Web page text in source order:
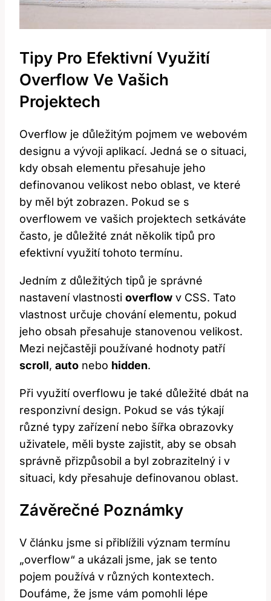
Tipy Pro Efektivní Využití
Overflow Ve Vašich
Projektech
Overflow je důležitým pojmem ve webovém
designu a vývoji aplikací. Jedná se o situaci,
kdy obsah elementu přesahuje jeho
definovanou velikost nebo oblast, ve které
by měl být zobrazen. Pokud se s
overflowem ve vašich projektech setkáváte
často, je důležité znát několik tipů pro
efektivní využití tohoto termínu.
Jedním z důležitých tipů je správné
nastavení vlastnosti overflow v CSS. Tato
vlastnost určuje chování elementu, pokud
jeho obsah přesahuje stanovenou velikost.
Mezi nejčastěji používané hodnoty patří
scroll, auto nebo hidden.
Při využití overflowu je také důležité dbát na
responzivní design. Pokud se vás týkají
různé typy zařízení nebo šířka obrazovky
uživatele, měli byste zajistit, aby se obsah
správně přizpůsobil a byl zobrazitelný i v
situaci, kdy přesahuje definovanou oblast.
Závěrečné Poznámky
V článku jsme si přiblížili význam termínu
„overflow“ a ukázali jsme, jak se tento
pojem používá v různých kontextech.
Doufáme, že jsme vám pomohli lépe